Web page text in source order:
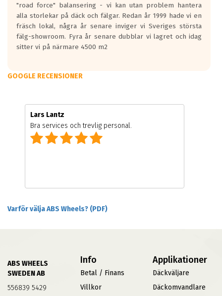
"road force" balansering - vi kan utan problem hantera
alla storlekar på däck och fälgar. Redan år 1999 hade vi en
fräsch lokal, några år senare inviger vi Sveriges största
fälg-showroom. Fyra år senare dubblar vi lagret och idag
sitter vi på närmare 4500 m2
GOOGLE RECENSIONER
Lars Lantz
Bra services och trevlig personal.
Varför välja ABS Wheels? (PDF)
ABS WHEELS
SWEDEN AB
556839 5429
Info
Betal / Finans
Villkor
Applikationer
Däckväljare
Däckomvandlare